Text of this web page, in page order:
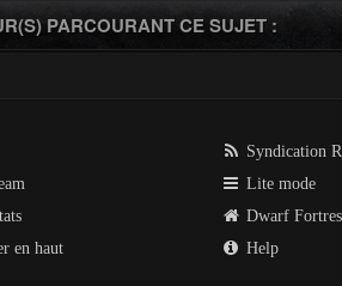
PARCOURANT CE SUJET :
en haut
Syndication
Lite mode
Dwarf
Help